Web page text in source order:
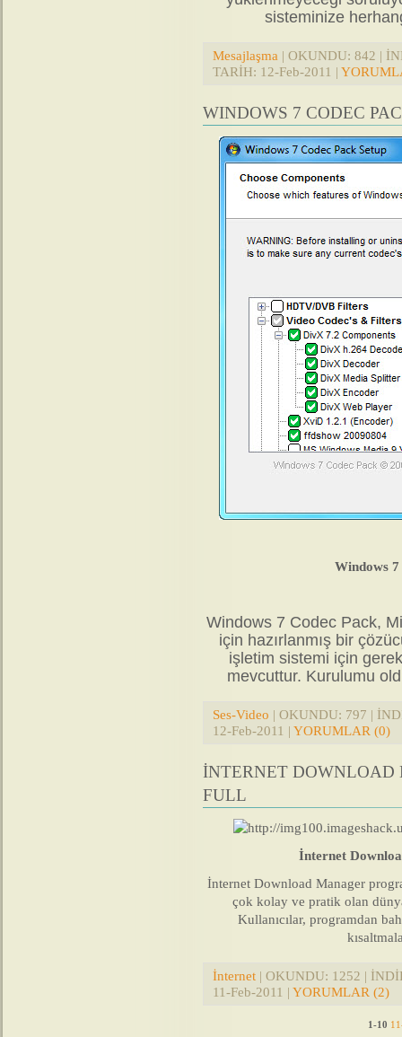
sisteminize
Mesajlaşma | OKUNDU: 842 |
TARİH: 12-Feb-2011 |
WINDOWS 7 CODEC
Windows
Windows 7 Codec Pack,
için hazırlanmış bir
işletim sistemi için
mevcuttur. Kurulumu
Ses-Video | OKUNDU: 797 |
12-Feb-2011 | YORUMLAR (0)
İNTERNET
FULL
İnternet
İnternet Download Manager
çok kolay ve pratik olan
Kullanıcılar, programdan
İnternet | OKUNDU: 1252 |
11-Feb-2011 | YORUMLAR (2)
1-10